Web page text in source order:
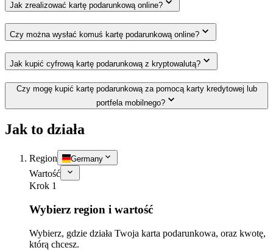
Jak zrealizować kartę podarunkową online?
Czy można wysłać komuś kartę podarunkową online?
Jak kupić cyfrową kartę podarunkową z kryptowalutą?
Czy mogę kupić kartę podarunkową za pomocą karty kredytowej lub
portfela mobilnego?
Jak to działa
Region Germany
Wartość
Krok 1
Wybierz region i wartość
Wybierz, gdzie działa Twoja karta podarunkowa, oraz kwotę,
którą chcesz.